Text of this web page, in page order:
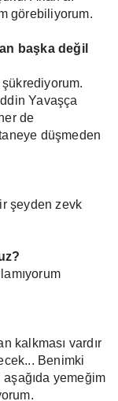
görebiliyorum.
başka değil
Yavaşça
de
düşmeden
şeyden zevk
kalkması vardır
Benimki
yemeğim